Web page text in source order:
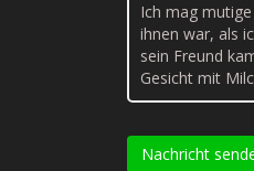
Ich mag mutige
ihnen war, als
sein Freund
Gesicht mit
Nachricht